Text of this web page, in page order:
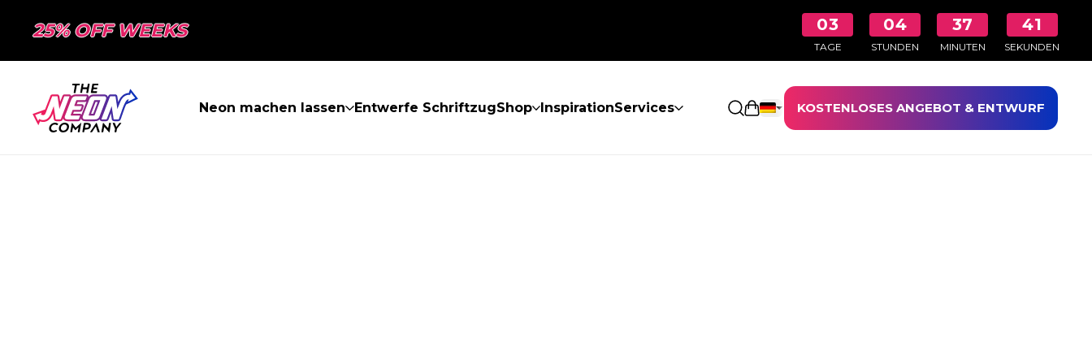
25% OFF WEEKS 03
TAGE
04
STUNDEN
37
MINUTEN
40
SEKUNDEN
Neon machen lassen Entwerfe SchriftzugShop InspirationServices Einkaufswagen öffnen
KOSTENLOSES ANGEBOT & ENTWURF